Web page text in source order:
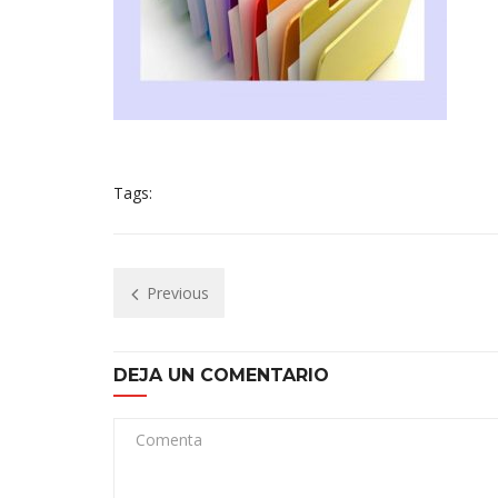
Tags:
Previous
DEJA UN COMENTARIO
Comenta